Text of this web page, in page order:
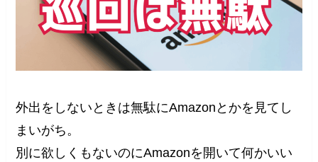
外出をしないときは無駄にAmazonとかを見てし
まいがち。
別に欲しくもないのにAmazonを開いて何かいい